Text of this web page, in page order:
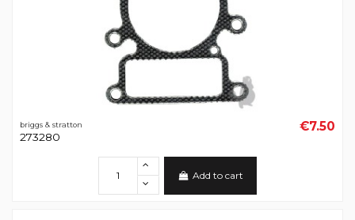
briggs & stratton
273280
€7.50
Add to cart